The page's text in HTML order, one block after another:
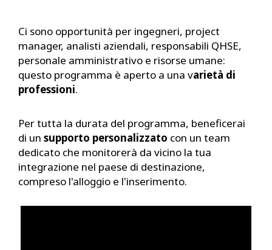
Ci sono opportunità per ingegneri, project
manager, analisti aziendali, responsabili QHSE,
personale amministrativo e risorse umane:
questo programma è aperto a una varietà di
professioni.
Per tutta la durata del programma, beneficerai
di un supporto personalizzato con un team
dedicato che monitorerà da vicino la tua
integrazione nel paese di destinazione,
compreso l'alloggio e l'inserimento.